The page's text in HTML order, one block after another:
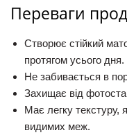
Переваги
Створює стійкий
протягом усього дня.
Не забивається в
Захищає від
Має легку текстуру,
видимих меж.